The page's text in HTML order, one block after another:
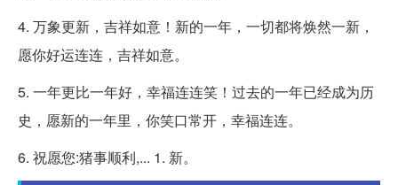
4. 万象更新，吉祥如意！新的一年，一切都将焕然一新，
愿你好运连连，吉祥如意。
5. 一年更比一年好，幸福连连笑！过去的一年已经成为历
史，愿新的一年里，你笑口常开，幸福连连。
6. 祝愿您:猪事顺利,... 1. 新。